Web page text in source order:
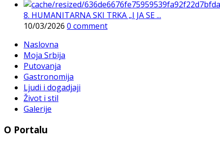
8. HUMANITARNA SKI TRKA „I JA SE ...
10/03/2026 0 comment
Naslovna
Moja Srbija
Putovanja
Gastronomija
Ljudi i dogadjaji
Život i stil
Galerije
O Portalu